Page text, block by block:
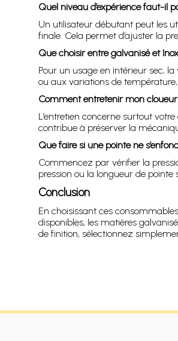
Quel niveau d’expérience faut-il
Un utilisateur débutant peut les
finale. Cela permet d’ajuster la
Que choisir entre galvanisé et
Pour un usage en intérieur sec, la
ou aux variations de
Comment entretenir mon
L’entretien concerne surtout
contribue à préserver la
Que faire si une pointe ne
Commencez par vérifier la
pression ou la longueur de
Conclusion
En choisissant ces
disponibles, les matières
de finition, sélectionnez